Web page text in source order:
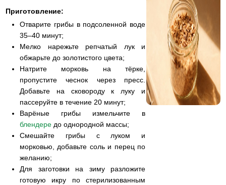
Приготовление:
Отварите грибы в подсоленной воде
35–40 минут;
Мелко нарежьте репчатый лук и
обжарьте до золотистого цвета;
Натрите морковь на тёрке,
пропустите чеснок через пресс.
Добавьте на сковороду к луку и
пассеруйте в течение 20 минут;
Варёные грибы измельчите в
блендере до однородной массы;
Смешайте грибы с луком и
морковью, добавьте соль и перец по
желанию;
Для заготовки на зиму разложите
готовую икру по стерилизованным